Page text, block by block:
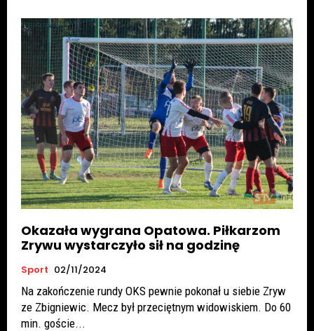
Okazała wygrana Opatowa. Piłkarzom
Zrywu wystarczyło sił na godzinę
Sport 02/11/2024
Na zakończenie rundy OKS pewnie pokonał u siebie Zryw
ze Zbigniewic. Mecz był przeciętnym widowiskiem. Do 60
min. goście...